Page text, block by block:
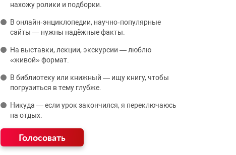
нахожу ролики и подборки.
В онлайн‑энциклопедии, научно‑популярные
сайты — нужны надёжные факты.
На выставки, лекции, экскурсии — люблю
«живой» формат.
В библиотеку или книжный — ищу книгу, чтобы
погрузиться в тему глубже.
Никуда — если урок закончился, я переключаюсь
на отдых.